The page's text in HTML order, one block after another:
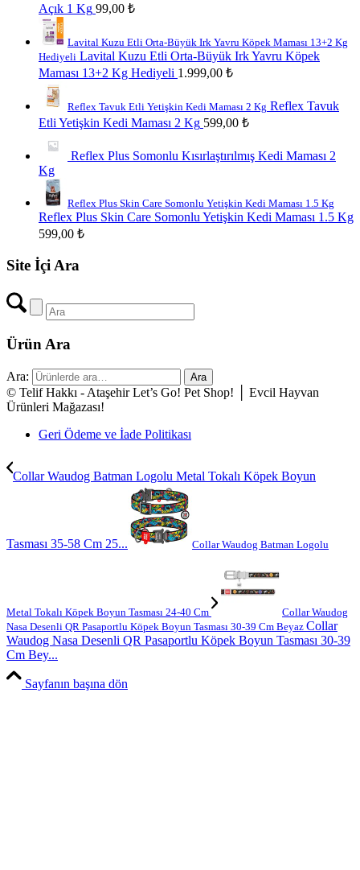
Açık 1 Kg 99,00 ₺
Lavital Kuzu Etli Orta-Büyük Irk Yavru Köpek Maması 13+2 Kg
Hediyeli Lavital Kuzu Etli Orta-Büyük Irk Yavru Köpek
Maması 13+2 Kg Hediyeli 1.999,00 ₺
Reflex Tavuk Etli Yetişkin Kedi Maması 2 Kg Reflex Tavuk
Etli Yetişkin Kedi Maması 2 Kg 599,00 ₺
Reflex Plus Somonlu Kısırlaştırılmış Kedi Maması 2
Kg
Reflex Plus Skin Care Somonlu Yetişkin Kedi Maması 1.5 Kg
Reflex Plus Skin Care Somonlu Yetişkin Kedi Maması 1.5 Kg
599,00 ₺
Site İçi Ara
Ürün Ara
Ara: Ara
© Telif Hakkı - Ataşehir Let’s Go! Pet Shop! │ Evcil Hayvan
Ürünleri Mağazası!
Geri Ödeme ve İade Politikası
Collar Waudog Batman Logolu Metal Tokalı Köpek Boyun
Tasması 35-58 Cm 25... Collar Waudog Batman Logolu
Metal Tokalı Köpek Boyun Tasması 24-40 Cm
Collar Waudog
Nasa Desenli QR Pasaportlu Köpek Boyun Tasması 30-39 Cm Beyaz Collar
Waudog Nasa Desenli QR Pasaportlu Köpek Boyun Tasması 30-39
Cm Bey...
Sayfanın başına dön